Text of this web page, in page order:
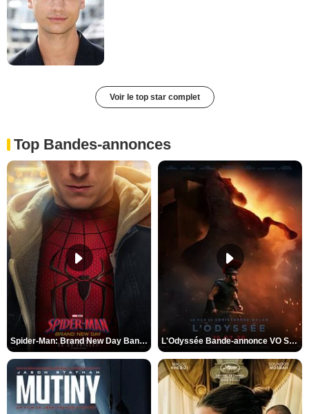
Voir le top star complet
Top Bandes-annonces
Spider-Man: Brand New Day Bande-annonce VO STFR L'Odyssée Bande-annonce VO STFR